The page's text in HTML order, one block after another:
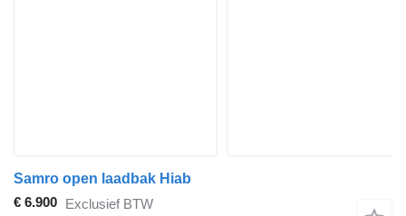
Samro open laadbak Hiab
€ 6.900 Exclusief BTW